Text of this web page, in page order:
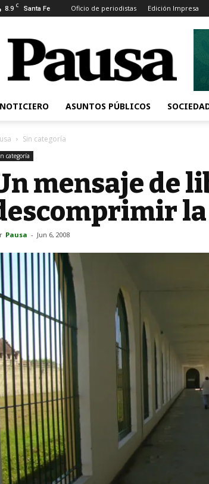
8.9 C Santa Fe Oficio de periodistas Edición Impresa
Pausa
NOTICIERO ASUNTOS PÚBLICOS
Sin categoría
categoría
mensaje de
Pausa - Jun 6, 2008